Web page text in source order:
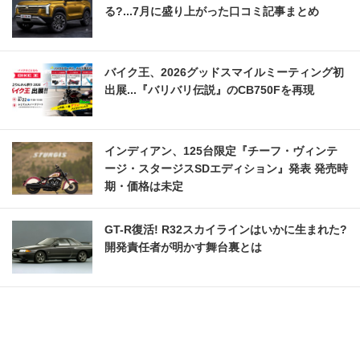
る?...7月に盛り上がった口コミ記事まとめ
バイク王、2026グッドスマイルミーティング初
出展...『バリバリ伝説』のCB750Fを再現
インディアン、125台限定『チーフ・ヴィンテ
ージ・スタージスSDエディション』発表 発売時
期・価格は未定
GT-R復活! R32スカイラインはいかに生まれた?
開発責任者が明かす舞台裏とは